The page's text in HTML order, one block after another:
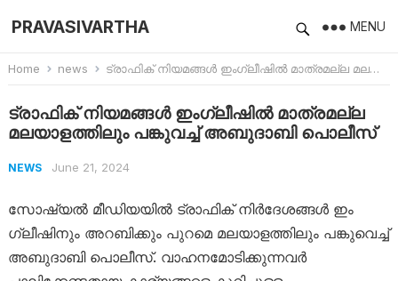
PRAVASIVARTHA MENU
Home news ട്രാഫിക് നിയമങ്ങൾ ഇം​ഗ്ലീഷിൽ മാത്രമല്ല മലയാളത്തിലും പങ്കുവച്ച് അബുദാബി പൊലീസ്
ട്രാഫിക് നിയമങ്ങൾ ഇം​ഗ്ലീഷിൽ മാത്രമല്ല
മലയാളത്തിലും പങ്കുവച്ച് അബുദാബി പൊലീസ്
NEWS June 21, 2024
സോഷ്യൽ മീഡിയയിൽ ട്രാഫിക് നി​ർ​ദേ​ശ​ങ്ങ​ൾ ഇം​
ഗ്ലീഷിനും അറബിക്കും പുറമെ മലയാളത്തിലും പങ്കുവെച്ച്
അബുദാബി പൊലീസ്. വാഹനമോടിക്കുന്നവർ